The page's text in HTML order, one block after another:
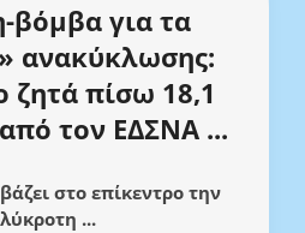
για τα
ανακύκλωσης:
ζητά πίσω 18,1
τον ΕΔΣΝΑ ...
στο επίκεντρο την
...